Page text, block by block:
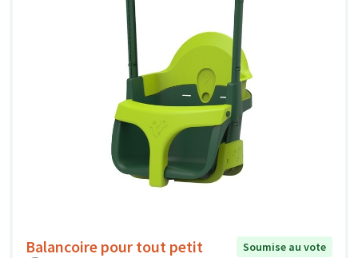
Balancoire pour tout petit
Soumise au vote